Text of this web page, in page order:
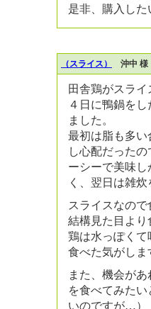
是非、購入した
（スライス） 沖中 様
田舎鶏がスラ
４日に鴨鍋を
ました。
最初は脂も多
し心配だった
ーシーで美味
く、翌日は雑
スライスなの
結構見た目よ
鶏は水っぽく
食べた気がしま
また、機会が
を食べてみた
いのですが…）